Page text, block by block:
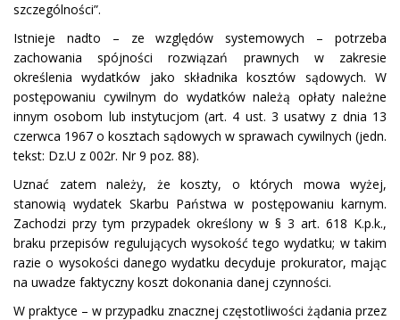
szczególności”.
Istnieje nadto – ze względów systemowych – potrzeba
zachowania spójności rozwiązań prawnych w zakresie
określenia wydatków jako składnika kosztów sądowych. W
postępowaniu cywilnym do wydatków należą opłaty należne
innym osobom lub instytucjom (art. 4 ust. 3 usatwy z dnia 13
czerwca 1967 o kosztach sądowych w sprawach cywilnych (jedn.
tekst: Dz.U z 002r. Nr 9 poz. 88).
Uznać zatem należy, że koszty, o których mowa wyżej,
stanowią wydatek Skarbu Państwa w postępowaniu karnym.
Zachodzi przy tym przypadek określony w § 3 art. 618 K.p.k.,
braku przepisów regulujących wysokość tego wydatku; w takim
razie o wysokości danego wydatku decyduje prokurator, mając
na uwadze faktyczny koszt dokonania danej czynności.
W praktyce – w przypadku znacznej częstotliwości żądania przez